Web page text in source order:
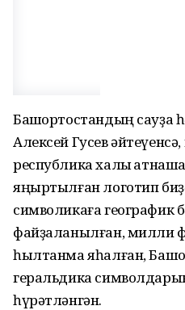
Башҡортостандың сауҙа
Алексей Гусев
республика халҡы
яңыртылған логотип
символикаға географик
файҙаланылған, милли
һылтанма яһалған,
геральдика
һүрәтләнгән.